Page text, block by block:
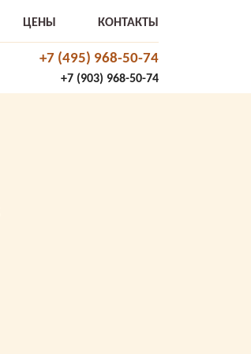
ЦЕНЫ КОНТАКТЫ
+7 (495) 968-50-74
+7 (903) 968-50-74